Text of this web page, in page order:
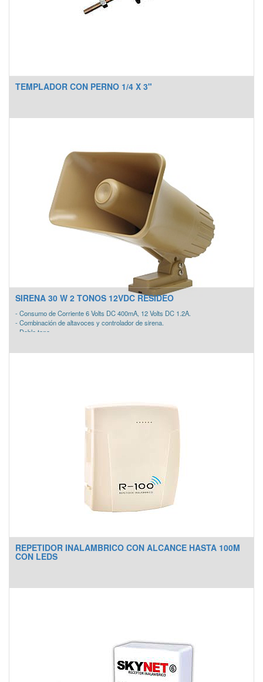
TEMPLADOR CON PERNO 1/4 X 3"
SIRENA 30 W 2 TONOS 12VDC RESIDEO
- Consumo de Corriente 6 Volts DC 400mA, 12 Volts DC 1.2A.
- Combinación de altavoces y controlador de sirena.
- Doble tono.
REPETIDOR INALAMBRICO CON ALCANCE HASTA 100M
CON LEDS